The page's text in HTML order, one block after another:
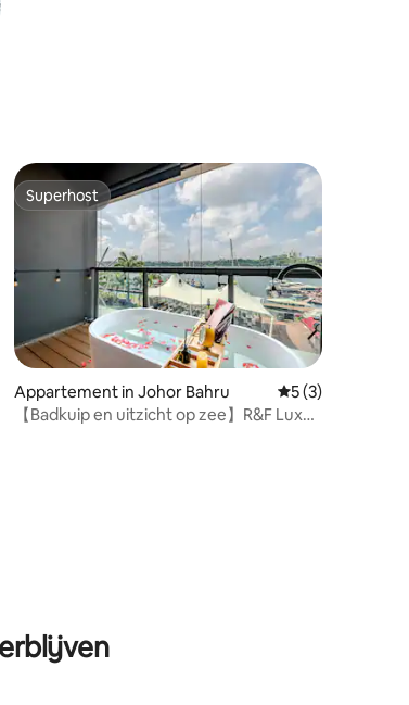
beoordeling van 5 op 5, 3 recensies
Superhost
Superhost
Appartement in Johor Bahru Gemiddelde
5 (3)
【Badkuip en uitzicht op zee】R&F Luxe